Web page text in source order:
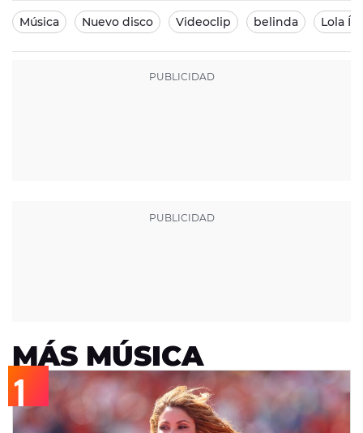
Música Nuevo disco Videoclip belinda Lola
MÁS MÚSICA